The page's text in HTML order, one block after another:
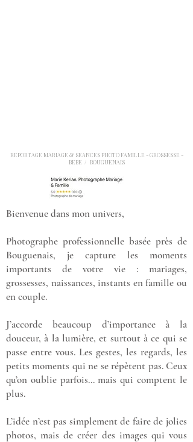
REPORTAGE MARIAGE & SEANCES PHOTO FAMILLE - GROSSESSE -
BEBE / BOUGUENAIS
Bienvenue dans mon univers,
Photographe professionnelle basée près de
Bouguenais, je capture les moments
importants de votre vie : mariages,
grossesses, naissances, instants en famille ou
en couple.
J’accorde beaucoup d’importance à la
douceur, à la lumière, et surtout à ce qui se
passe entre vous. Les gestes, les regards, les
petits moments qui ne se répètent pas. Ceux
qu’on oublie parfois… mais qui comptent le
plus.
L’idée n’est pas simplement de faire de jolies
photos, mais de créer des images qui vous